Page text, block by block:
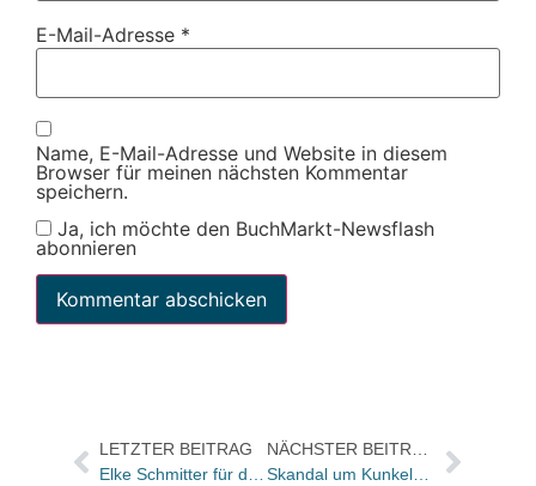
E-Mail-Adresse *
Name, E-Mail-Adresse und Website in diesem
Browser für meinen nächsten Kommentar
speichern.
Ja, ich möchte den BuchMarkt-Newsflash
abonnieren
LETZTER BEITRAG
Elke Schmitter für den Independent Foreign Fiction Prize nominiert
NÄCHSTER BEITRAG
Skandal um Kunkel-Buch belebt sich neu